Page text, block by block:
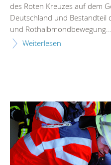
des Roten Kreuzes auf dem
Deutschland und Bestandteil
und Rothalbmondbewegung....
Weiterlesen